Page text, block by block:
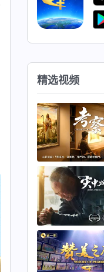
6:53
7:32
6:10
3:59
精选视频